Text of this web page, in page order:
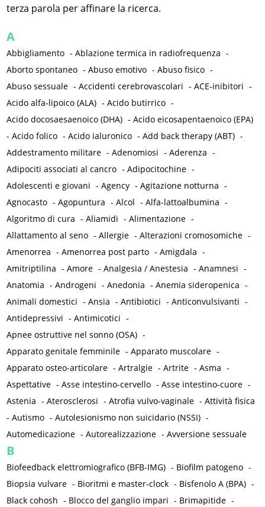
terza parola per affinare la ricerca.
A
Abbigliamento -Ablazione termica in radiofrequenza -
Aborto spontaneo -Abuso emotivo -Abuso fisico -
Abuso sessuale -Accidenti cerebrovascolari -ACE-inibitori -
Acido alfa-lipoico (ALA) -Acido butirrico -
Acido docosaesaenoico (DHA) -Acido eicosapentaenoico (EPA)
-Acido folico -Acido ialuronico -Add back therapy (ABT) -
Addestramento militare -Adenomiosi -Aderenza -
Adipociti associati al cancro -Adipocitochine -
Adolescenti e giovani -Agency -Agitazione notturna -
Agnocasto -Agopuntura -Alcol -Alfa-lattoalbumina -
Algoritmo di cura -Aliamidi -Alimentazione -
Allattamento al seno -Allergie -Alterazioni cromosomiche -
Amenorrea -Amenorrea post parto -Amigdala -
Amitriptilina -Amore -Analgesia / Anestesia -Anamnesi -
Anatomia -Androgeni -Anedonia -Anemia sideropenica -
Animali domestici -Ansia -Antibiotici -Anticonvulsivanti -
Antidepressivi -Antimicotici -
Apnee ostruttive nel sonno (OSA) -
Apparato genitale femminile -Apparato muscolare -
Apparato osteo-articolare -Artralgie -Artrite -Asma -
Aspettative -Asse intestino-cervello -Asse intestino-cuore -
Astenia -Aterosclerosi -Atrofia vulvo-vaginale -Attività fisica
-Autismo -Autolesionismo non suicidario (NSSI) -
Automedicazione -Autorealizzazione -Avversione sessuale
B
Biofeedback elettromiografico (BFB-IMG) - Biofilm patogeno -
Biopsia vulvare - Bioritmi e master-clock - Bisfenolo A (BPA) -
Black cohosh - Blocco del ganglio impari - Brimapitide -